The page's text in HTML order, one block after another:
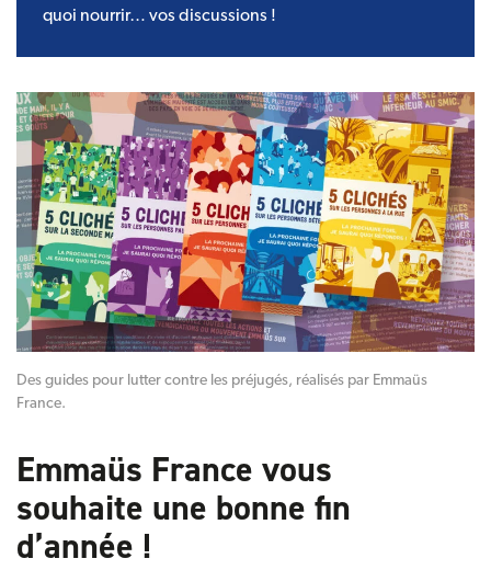
quoi nourrir… vos discussions !
Des guides pour lutter contre les préjugés, réalisés par Emmaüs
France.
Emmaüs France vous
souhaite une bonne fin
d’année !